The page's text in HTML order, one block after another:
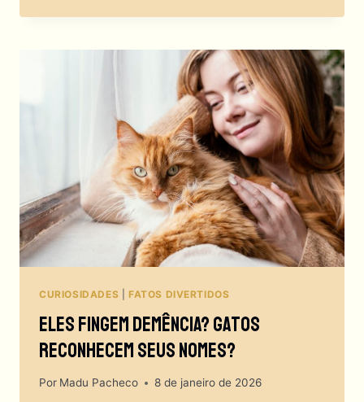
MAR
TEMPOS
GATOS
SEGUNDA
GUERRA
MUNDIAL
CURIOSIDADES FATOS DIVERTIDOS
Eles Fingem Demência? Gatos
Reconhecem Seus Nomes?
Por Madu Pacheco 8 de janeiro de 2026